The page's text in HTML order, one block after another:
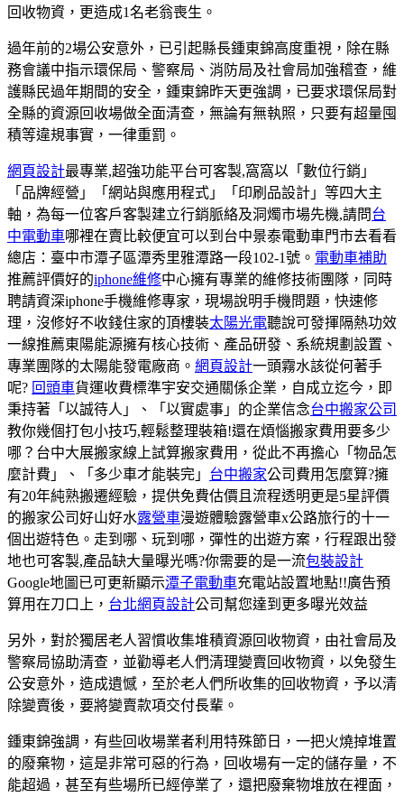
回收物資，更造成1名老翁喪生。
過年前的2場公安意外，已引起縣長鍾東錦高度重視，除在縣
務會議中指示環保局、警察局、消防局及社會局加強稽查，維
護縣民過年期間的安全，鍾東錦昨天更強調，已要求環保局對
全縣的資源回收場做全面清查，無論有無執照，只要有超量囤
積等違規事實，一律重罰。
網頁設計最專業,超強功能平台可客製,窩窩以「數位行銷」
「品牌經營」「網站與應用程式」「印刷品設計」等四大主
軸，為每一位客戶客製建立行銷脈絡及洞燭市場先機,請問台
中電動車哪裡在賣比較便宜可以到台中景泰電動車門市去看看
總店：臺中市潭子區潭秀里雅潭路一段102-1號。 電動車補助
推薦評價好的iphone維修中心擁有專業的維修技術團隊，同時
聘請資深iphone手機維修專家，現場說明手機問題，快速修
理，沒修好不收錢住家的頂樓裝太陽光電聽說可發揮隔熱功效
一線推薦東陽能源擁有核心技術、產品研發、系統規劃設置、
專業團隊的太陽能發電廠商。 網頁設計一頭霧水該從何著手
呢? 回頭車貨運收費標準宇安交通關係企業，自成立迄今，即
秉持著「以誠待人」、「以實處事」的企業信念台中搬家公司
教你幾個打包小技巧,輕鬆整理裝箱!還在煩惱搬家費用要多少
哪？台中大展搬家線上試算搬家費用，從此不再擔心「物品怎
麼計費」、「多少車才能裝完」 台中搬家公司費用怎麼算?擁
有20年純熟搬遷經驗，提供免費估價且流程透明更是5星評價
的搬家公司好山好水露營車漫遊體驗露營車x公路旅行的十一
個出遊特色。走到哪、玩到哪，彈性的出遊方案，行程跟出發
地也可客製,產品缺大量曝光嗎?你需要的是一流包裝設計
Google地圖已可更新顯示潭子電動車充電站設置地點!!廣告預
算用在刀口上， 台北網頁設計公司幫您達到更多曝光效益
另外，對於獨居老人習慣收集堆積資源回收物資，由社會局及
警察局協助清查，並勸導老人們清理變賣回收物資，以免發生
公安意外，造成遺憾，至於老人們所收集的回收物資，予以清
除變賣後，要將變賣款項交付長輩。
鍾東錦強調，有些回收場業者利用特殊節日，一把火燒掉堆置
的廢棄物，這是非常可惡的行為，回收場有一定的儲存量，不
能超過，甚至有些場所已經停業了，還把廢棄物堆放在裡面，